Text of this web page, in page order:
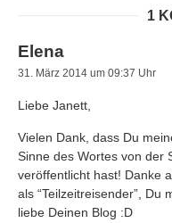
1
Elena
31. März 2014 um 09:37 Uhr
Liebe Janett,
Vielen Dank, dass Du
Sinne des Wortes von der
veröffentlicht hast! Danke
als “Teilzeitreisender”, Du
liebe Deinen Blog :D